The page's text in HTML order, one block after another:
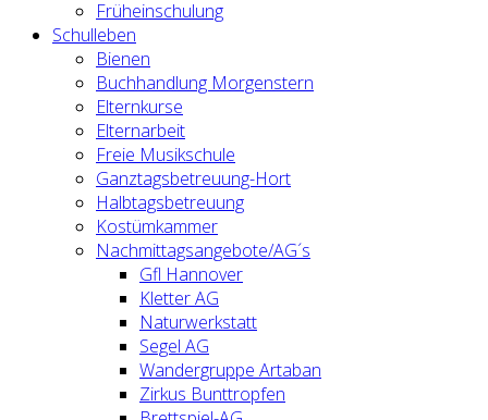
Früheinschulung
Schulleben
Bienen
Buchhandlung Morgenstern
Elternkurse
Elternarbeit
Freie Musikschule
Ganztagsbetreuung-Hort
Halbtagsbetreuung
Kostümkammer
Nachmittagsangebote/AG´s
Gfl Hannover
Kletter AG
Naturwerkstatt
Segel AG
Wandergruppe Artaban
Zirkus Bunttropfen